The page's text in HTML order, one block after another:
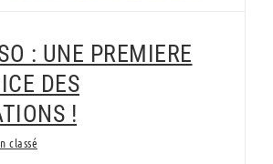
: UNE PREMIERE
DES
!
classé